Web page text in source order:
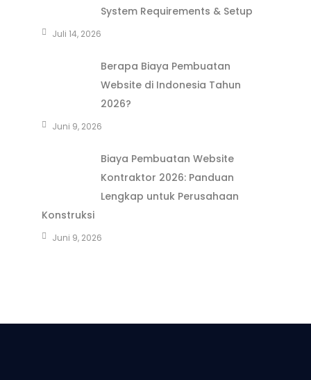
System Requirements & Setup
Juli 14, 2026
Berapa Biaya Pembuatan
Website di Indonesia Tahun
2026?
Juni 9, 2026
Biaya Pembuatan Website
Kontraktor 2026: Panduan
Lengkap untuk Perusahaan
Konstruksi
Juni 9, 2026